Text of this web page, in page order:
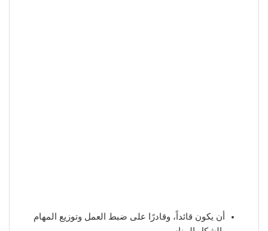
أن يكون قائداً، وقادرًا على ضبط العمل وتوزيع المهام